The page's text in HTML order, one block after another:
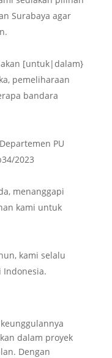
Surabaya agar
[untuk|dalam}
pemeliharaan
bandara
PU
2023
menanggapi
kami untuk
kami selalu
dalam proyek
Dengan